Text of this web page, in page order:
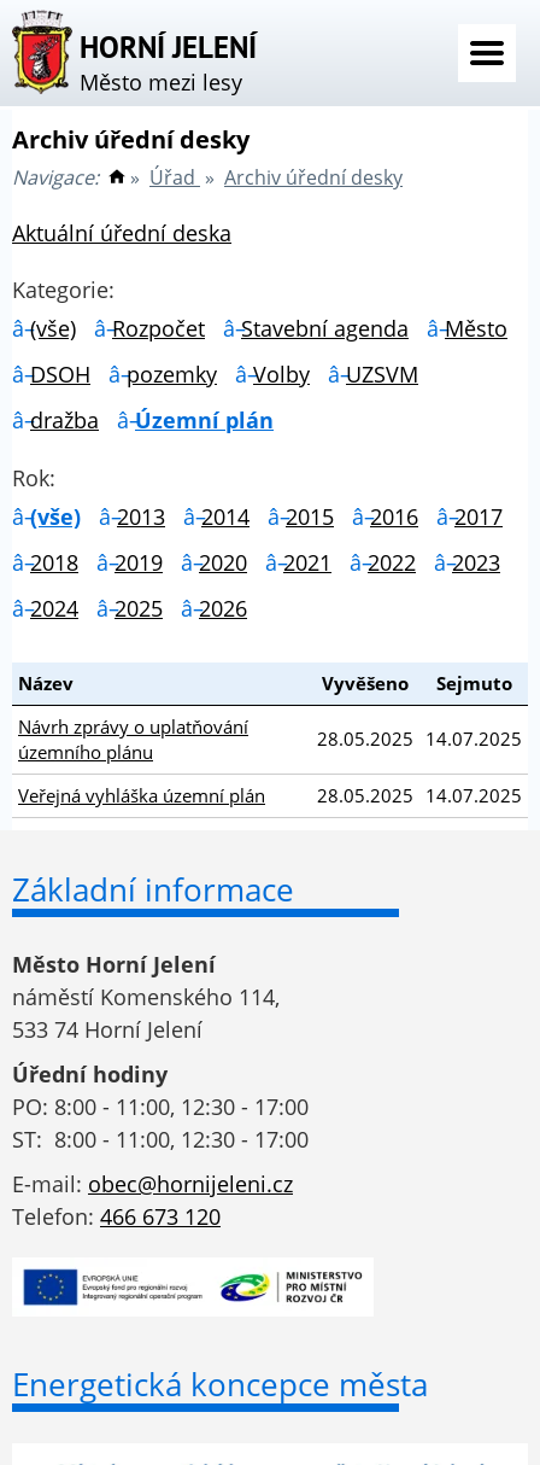
HORNÍ JELENÍ
Město mezi lesy
Archiv úřední desky
Navigace: » Úřad » Archiv úřední desky
Aktuální úřední deska
Kategorie:
(vše)
Rozpočet Stavební agenda
Město
DSOH
pozemky Volby
UZSVM
dražba
Územní plán
Rok:
(vše)
2013 2014 2015 2016
2017
2018
2019 2020 2021 2022
2023
2024
2025 2026
Název Vyvěšeno
Sejmuto
Návrh zprávy o uplatňování
územního plánu
28.05.2025 14.07.2025
Veřejná vyhláška územní plán 28.05.2025 14.07.2025
Základní informace
Město Horní Jelení
náměstí Komenského 114,
533 74 Horní Jelení
Úřední hodiny
PO: 8:00 - 11:00, 12:30 - 17:00
ST: 8:00 - 11:00, 12:30 - 17:00
E-mail: obec@hornijeleni.cz
Telefon: 466 673 120
Energetická koncepce města